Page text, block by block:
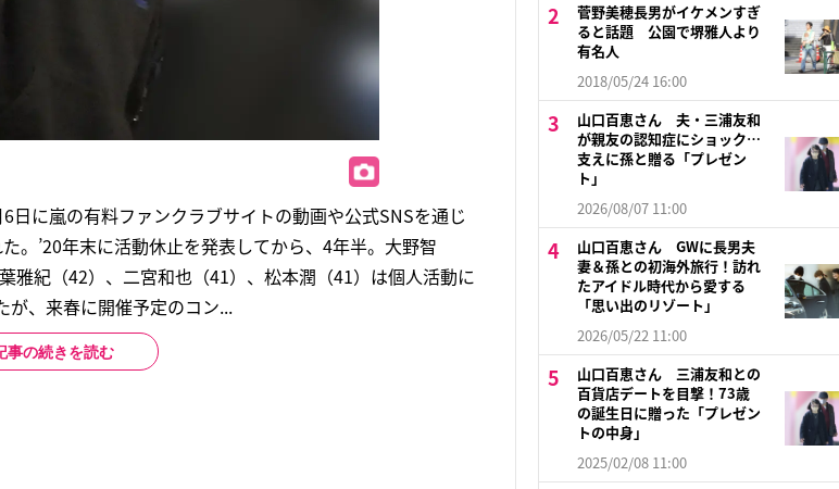
日に嵐の有料ファンクラブサイトの動画や公式SNSを通じ
。’20年末に活動休止を発表してから、4年半。大野智
雅紀（42）、二宮和也（41）、松本潤（41）は個人活動に
が、来春に開催予定のコン...
事の続きを読む
菅野美穂長男がイケメンすぎ
ると話題 公園で堺雅人より
有名人
2018/05/24 16:00
山口百恵さん 夫・三浦友和
が親友の認知症にショック…
支えに孫と贈る「プレゼン
ト」
2026/08/07 11:00
山口百恵さん GWに長男夫
妻＆孫との初海外旅行！訪れ
たアイドル時代から愛する
「思い出のリゾート」
2026/05/22 11:00
山口百恵さん 三浦友和との
百貨店デートを目撃！73歳
の誕生日に贈った「プレゼン
トの中身」
2025/02/08 11:00